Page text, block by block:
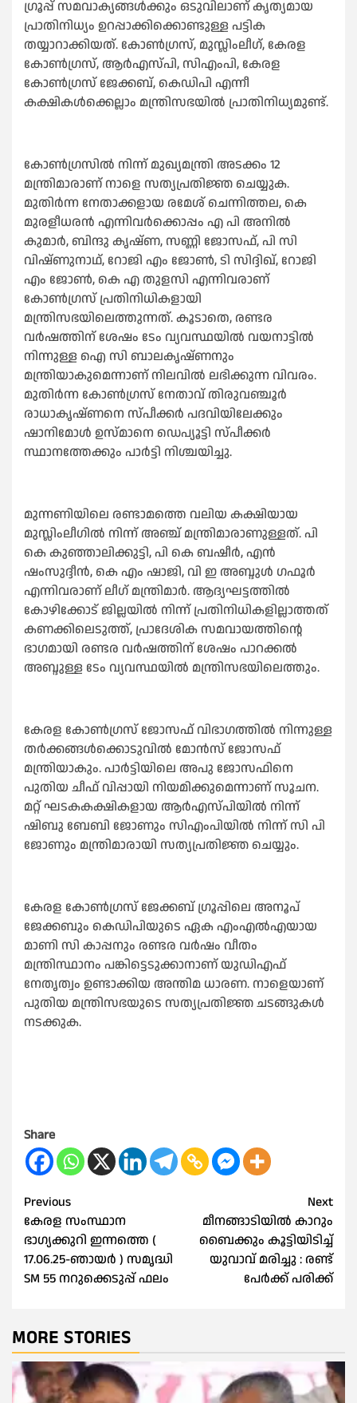
ഗ്രൂപ്പ് സമവാക്യങ്ങള്‍ക്കും ഒടുവിലാണ് കൃത്യമായ
പ്രാതിനിധ്യം ഉറപ്പാക്കിക്കൊണ്ടുള്ള പട്ടിക
തയ്യാറാക്കിയത്. കോണ്‍ഗ്രസ്, മുസ്ലിംലീഗ്, കേരള
കോണ്‍ഗ്രസ്, ആർഎസ്പി, സിഎംപി, കേരള
കോണ്‍ഗ്രസ് ജേക്കബ്, കെഡിപി എന്നീ
കക്ഷികള്‍ക്കെല്ലാം മന്ത്രിസഭയില്‍ പ്രാതിനിധ്യമുണ്ട്.
കോണ്‍ഗ്രസില്‍ നിന്ന് മുഖ്യമന്ത്രി അടക്കം 12
മന്ത്രിമാരാണ് നാളെ സത്യപ്രതിജ്ഞ ചെയ്യുക.
മുതിർന്ന നേതാക്കളായ രമേശ് ചെന്നിത്തല, കെ
മുരളീധരൻ എന്നിവർക്കൊപ്പം എ പി അനില്‍
കുമാർ, ബിന്ദു കൃഷ്ണ, സണ്ണി ജോസഫ്, പി സി
വിഷ്ണുനാഥ്, റോജി എം ജോണ്‍, ടി സിദ്ദിഖ്, റോജി
എം ജോണ്‍, കെ എ തുളസി എന്നിവരാണ്
കോണ്‍ഗ്രസ് പ്രതിനിധികളായി
മന്ത്രിസഭയിലെത്തുന്നത്. കൂടാതെ, രണ്ടര
വർഷത്തിന് ശേഷം ടേം വ്യവസ്ഥയില്‍ വയനാട്ടില്‍
നിന്നുള്ള ഐ സി ബാലകൃഷ്ണനും
മന്ത്രിയാകുമെന്നാണ് നിലവില്‍ ലഭിക്കുന്ന വിവരം.
മുതിർന്ന കോണ്‍ഗ്രസ് നേതാവ് തിരുവഞ്ചൂർ
രാധാകൃഷ്ണനെ സ്പീക്കർ പദവിയിലേക്കും
ഷാനിമോള്‍ ഉസ്മാനെ ഡെപ്യൂട്ടി സ്പീക്കർ
സ്ഥാനത്തേക്കും പാർട്ടി നിശ്ചയിച്ചു.
മുന്നണിയിലെ രണ്ടാമത്തെ വലിയ കക്ഷിയായ
മുസ്ലിംലീഗില്‍ നിന്ന് അഞ്ച് മന്ത്രിമാരാണുള്ളത്. പി
കെ കുഞ്ഞാലിക്കുട്ടി, പി കെ ബഷീർ, എൻ
ഷംസുദ്ദീൻ, കെ എം ഷാജി, വി ഇ അബ്ദുള്‍ ഗഫൂർ
എന്നിവരാണ് ലീഗ് മന്ത്രിമാർ. ആദ്യഘട്ടത്തില്‍
കോഴിക്കോട് ജില്ലയില്‍ നിന്ന് പ്രതിനിധികളില്ലാത്തത്
കണക്കിലെടുത്ത്, പ്രാദേശിക സമവായത്തിന്റെ
ഭാഗമായി രണ്ടര വർഷത്തിന് ശേഷം പാറക്കല്‍
അബ്ദുള്ള ടേം വ്യവസ്ഥയില്‍ മന്ത്രിസഭയിലെത്തും.
കേരള കോണ്‍ഗ്രസ് ജോസഫ് വിഭാഗത്തില്‍ നിന്നുള്ള
തർക്കങ്ങള്‍ക്കൊടുവില്‍ മോൻസ് ജോസഫ്
മന്ത്രിയാകും. പാർട്ടിയിലെ അപു ജോസഫിനെ
പുതിയ ചീഫ് വിപ്പായി നിയമിക്കുമെന്നാണ് സൂചന.
മറ്റ് ഘടകകക്ഷികളായ ആർഎസ്പിയില്‍ നിന്ന്
ഷിബു ബേബി ജോണും സിഎംപിയില്‍ നിന്ന് സി പി
ജോണും മന്ത്രിമാരായി സത്യപ്രതിജ്ഞ ചെയ്യും.
കേരള കോണ്‍ഗ്രസ് ജേക്കബ് ഗ്രൂപ്പിലെ അനൂപ്
ജേക്കബും കെഡിപിയുടെ ഏക എംഎല്‍എയായ
മാണി സി കാപ്പനും രണ്ടര വർഷം വീതം
മന്ത്രിസ്ഥാനം പങ്കിട്ടെടുക്കാനാണ് യുഡിഎഫ്
നേതൃത്വം ഉണ്ടാക്കിയ അന്തിമ ധാരണ. നാളെയാണ്
പുതിയ മന്ത്രിസഭയുടെ സത്യപ്രതിജ്ഞ ചടങ്ങുകള്‍
നടക്കുക.
Share
Post
navigation
Previous
കേരള സംസ്ഥാന
ഭാഗ്യക്കുറി ഇന്നത്തെ (
17.06.25-ഞായർ ) സമൃദ്ധി
SM 55 നറുക്കെടുപ്പ് ഫലം
Next
മീനങ്ങാടിയിൽ കാറും
ബൈക്കും കൂട്ടിയിടിച്ച്
യുവാവ് മരിച്ചു : രണ്ട്
പേർക്ക് പരിക്ക്
MORE STORIES